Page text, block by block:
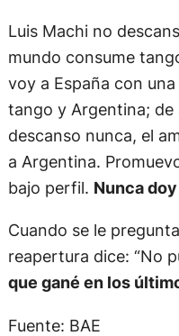
Luis Machi no
mundo consume
voy a España con
tango y Argentina; de
descanso nunca, el
a Argentina.
bajo perfil. Nunca
Cuando se le
reapertura dice: “No
que gané en los
Fuente: BAE